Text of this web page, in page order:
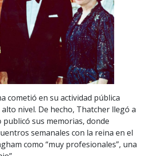
cometió en su actividad pública
nivel. De hecho, Thatcher llegó a
sus memorias, donde
semanales con la reina en el
como “muy profesionales”, una